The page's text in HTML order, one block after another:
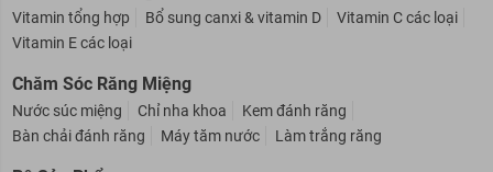
Vitamin tổng hợp Bổ sung canxi & vitamin D
Vitamin C các loại
Vitamin E các loại
Chăm Sóc Răng Miệng
Nước súc miệng Chỉ nha khoa
Kem đánh răng
Bàn chải đánh răng
Máy tăm nước Làm trắng răng